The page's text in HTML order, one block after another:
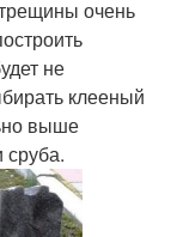
очень
не
клееный
выше